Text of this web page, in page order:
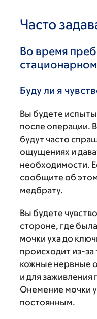
Часто
Во время
Буду ли я
Вы будете
после операции.
будут часто
ощущениях и
необходимости.
сообщите об
медбрату.
Вы будете
стороне, где
мочки уха до
происходит из-
кожные нервные
и для
Онемение мочки
постоянным.